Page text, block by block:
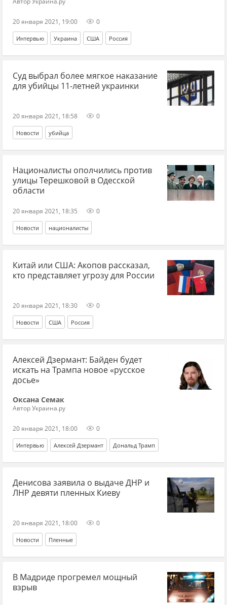
20 января 2021, 19:00 0
Интервью Украина США Россия
Суд выбрал более мягкое наказание
для убийцы 11-летней украинки
20 января 2021, 18:58 0
Новости убийца
Националисты ополчились против
улицы Терешковой в Одесской
области
20 января 2021, 18:35 0
Новости националисты
Китай или США: Акопов рассказал,
кто представляет угрозу для России
20 января 2021, 18:30 0
Новости США Россия
Алексей Дзермант: Байден будет
искать на Трампа новое «русское
досье»
Оксана Семак
Автор Украина.ру
20 января 2021, 18:00 0
Интервью Алексей Дзермант Дональд Трамп
Денисова заявила о выдаче ДНР и
ЛНР девяти пленных Киеву
20 января 2021, 18:00 0
Новости Пленные
В Мадриде прогремел мощный
взрыв